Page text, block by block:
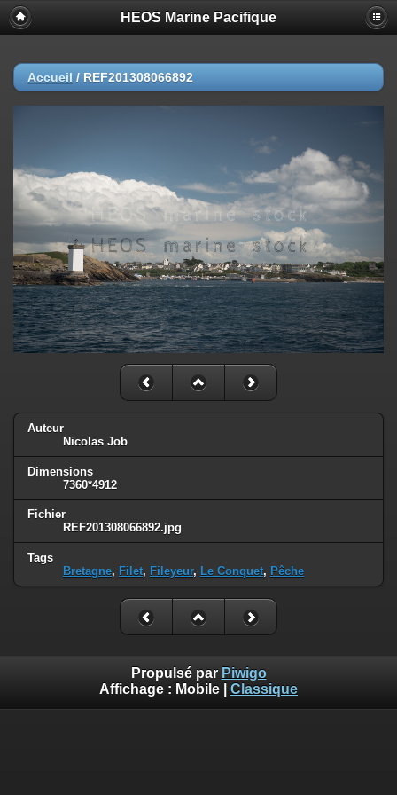
HEOS Marine Pacifique
Accueil / REF201308066892
Auteur
Nicolas Job
Dimensions
7360*4912
Fichier
REF201308066892.jpg
Tags
Bretagne, Filet, Fileyeur, Le Conquet, Pêche
Propulsé par Piwigo
Affichage : Mobile Classique